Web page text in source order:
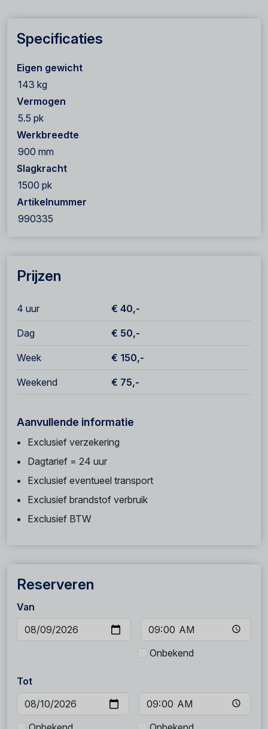
Specificaties
Eigen gewicht
143 kg
Vermogen
5.5 pk
Werkbreedte
900 mm
Slagkracht
1500 pk
Artikelnummer
990335
Prijzen
4 uur € 40,-
Dag € 50,-
Week € 150,-
Weekend € 75,-
Aanvullende informatie
Exclusief verzekering
Dagtarief = 24 uur
Exclusief eventueel transport
Exclusief brandstof verbruik
Exclusief BTW
Reserveren
Van
Onbekend
Tot